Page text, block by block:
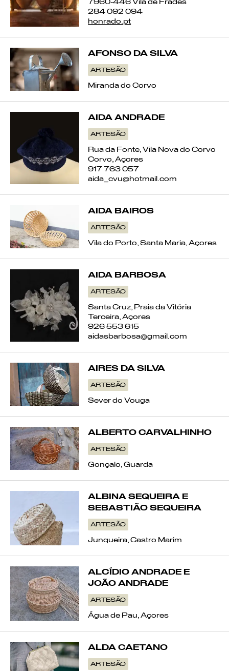
7960-446 Vila de Frades
284 092 094
honrado.pt
AFONSO DA SILVA
ARTESÃO
Miranda do Corvo
AIDA ANDRADE
ARTESÃO
Rua da Fonte, Vila Nova do Corvo
Corvo, Açores
917 763 057
aida_cvu@hotmail.com
AIDA BAIROS
ARTESÃO
Vila do Porto, Santa Maria, Açores
AIDA BARBOSA
ARTESÃO
Santa Cruz, Praia da Vitória
Terceira, Açores
926 553 615
aidasbarbosa@gmail.com
AIRES DA SILVA
ARTESÃO
Sever do Vouga
ALBERTO CARVALHINHO
ARTESÃO
Gonçalo, Guarda
ALBINA SEQUEIRA E
SEBASTIÃO SEQUEIRA
ARTESÃO
Junqueira, Castro Marim
ALCÍDIO ANDRADE E
JOÃO ANDRADE
ARTESÃO
Água de Pau, Açores
ALDA CAETANO
ARTESÃO